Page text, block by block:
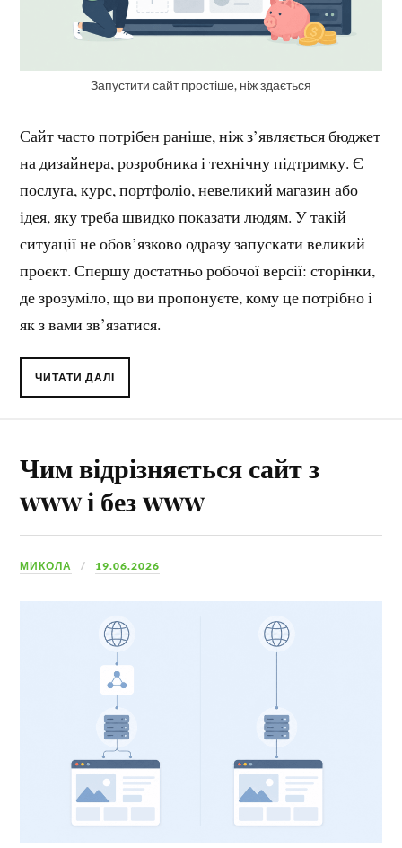
Запустити сайт простіше, ніж здається
Сайт часто потрібен раніше, ніж з’являється бюджет
на дизайнера, розробника і технічну підтримку. Є
послуга, курс, портфоліо, невеликий магазин або
ідея, яку треба швидко показати людям. У такій
ситуації не обов’язково одразу запускати великий
проєкт. Спершу достатньо робочої версії: сторінки,
де зрозуміло, що ви пропонуєте, кому це потрібно і
як з вами зв’язатися.
ЧИТАТИ ДАЛІ
Чим відрізняється сайт з
www і без www
МИКОЛА 19.06.2026